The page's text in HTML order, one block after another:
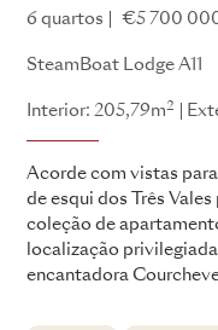
6 quartos €5 700
SteamBoat Lodge A11
Interior: 205,79m2
Acorde com vistas
de esqui dos Três
coleção de
localização
encantadora